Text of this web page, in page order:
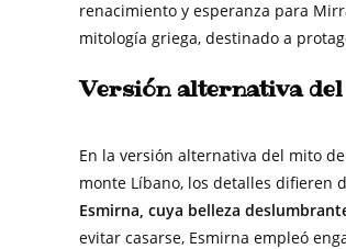
renacimiento y esperanza para
mitología griega, destinado a
Versión alternativa
En la versión alternativa del mito
monte Líbano, los detalles difieren
Esmirna, cuya belleza
evitar casarse, Esmirna empleó